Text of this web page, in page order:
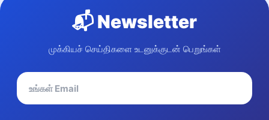
📬 Newsletter
முக்கியச் செய்திகளை உடனுக்குடன் பெறுங்கள்